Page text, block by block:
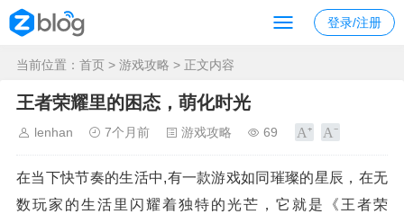
登录/注册
当前位置： 首页 > 游戏攻略 > 正文内容
王者荣耀里的困态，萌化时光
lenhan 7个月前 游戏攻略 69
在当下快节奏的生活中,有一款游戏如同璀璨的星辰，在无
数玩家的生活里闪耀着独特的光芒，它就是《王者荣